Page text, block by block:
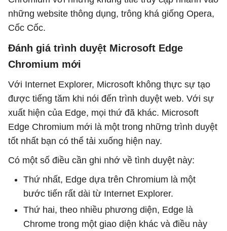
những website thông dụng, trông khá giống Opera,
Cốc Cốc.
Đánh giá trình duyệt Microsoft Edge
Chromium mới
Với Internet Explorer, Microsoft không thực sự tạo
được tiếng tăm khi nói đến trình duyệt web. Với sự
xuất hiện của Edge, mọi thứ đã khác. Microsoft
Edge Chromium mới là một trong những trình duyệt
tốt nhất bạn có thể tải xuống hiện nay.
Có một số điều cần ghi nhớ về tình duyệt này:
Thứ nhất, Edge dựa trên Chromium là một
bước tiến rất dài từ Internet Explorer.
Thứ hai, theo nhiều phương diện, Edge là
Chrome trong một giao diện khác và điều này